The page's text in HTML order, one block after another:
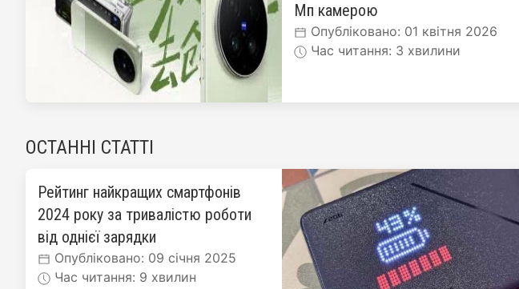
Мп камерою
Опубліковано: 01 квітня 2026
Час читання: 3 хвилини
ОСТАННІ СТАТТІ
Рейтинг найкращих смартфонів
2024 року за тривалістю роботи
від однієї зарядки
Опубліковано: 09 січня 2025
Час читання: 9 хвилин